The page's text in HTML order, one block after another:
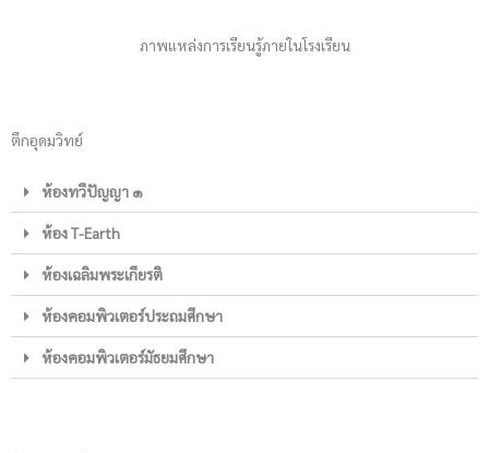
ภาพแหล่งการเรียนรู้ภายในโรงเรียน
ตึกอุดมวิทย์
ห้องทวีปัญญา ๑
ห้อง T-Earth
ห้องเฉลิมพระเกียรติ
ห้องคอมพิวเตอร์ประถมศึกษา
ห้องคอมพิวเตอร์มัธยมศึกษา